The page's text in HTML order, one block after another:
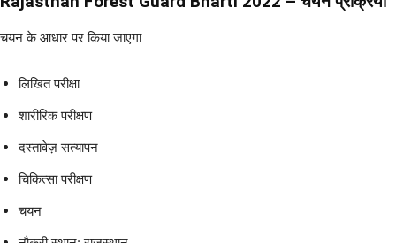
चयन के आधार पर किया जाएगा
लिखित परीक्षा
शारीरिक परीक्षण
दस्तावेज़ सत्यापन
चिकित्सा परीक्षण
चयन